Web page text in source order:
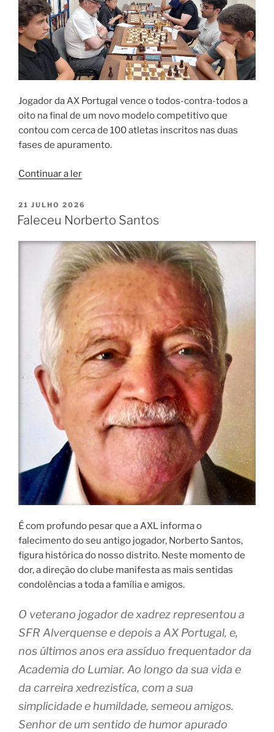
Jogador da AX Portugal vence o todos-contra-todos a
oito na final de um novo modelo competitivo que
contou com cerca de 100 atletas inscritos nas duas
fases de apuramento.
Continuar a ler“Hugo
Campeão
Distrital
em
Clássicas”
PUBLICADO
EM
21 JULHO 2026
Faleceu Norberto Santos
É com profundo pesar que a AXL informa o
falecimento do seu antigo jogador, Norberto Santos,
figura histórica do nosso distrito. Neste momento de
dor, a direção do clube manifesta as mais sentidas
condolências a toda a família e amigos.
O veterano jogador de xadrez representou a
SFR Alverquense e depois a AX Portugal, e,
nos últimos anos era assíduo frequentador da
Academia do Lumiar. Ao longo da sua vida e
da carreira xedrezistíca, com a sua
simplicidade e humildade, semeou amigos.
Senhor de um sentido de humor apurado